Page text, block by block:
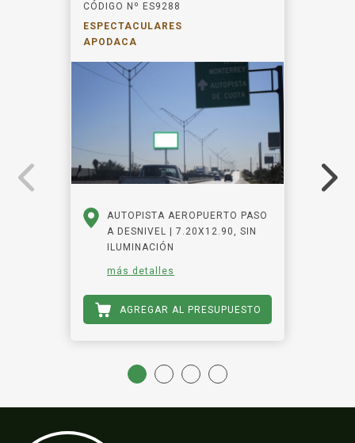
CÓDIGO Nº ES9288
ESPECTACULARES
APODACA
AUTOPISTA AEROPUERTO PASO
A DESNIVEL | 7.20X12.90, SIN
ILUMINACIÓN
más detalles
AGREGAR AL PRESUPUESTO